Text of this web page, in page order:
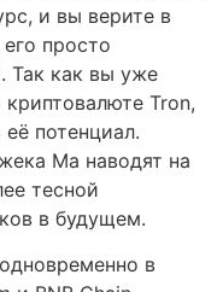
и вы верите в
просто
Так как вы уже
Tron,
потенциал.
Ма наводят на
тесной
в будущем.
в